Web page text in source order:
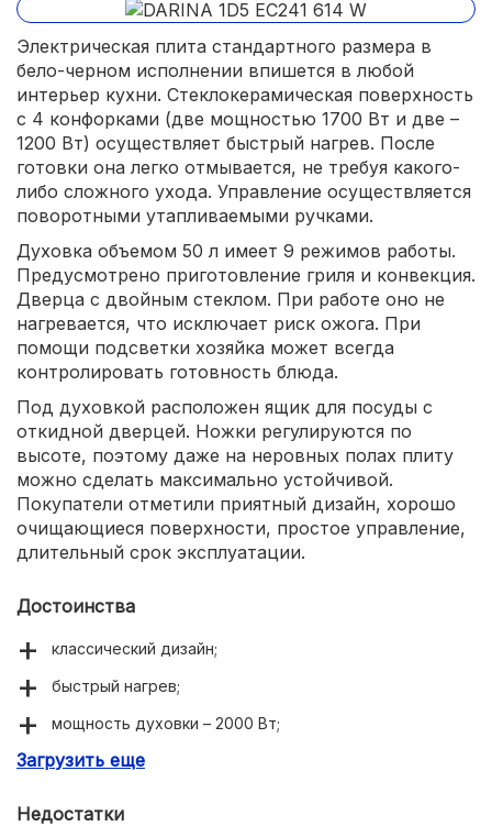
Электрическая плита стандартного размера в
бело-черном исполнении впишется в любой
интерьер кухни. Стеклокерамическая поверхность
с 4 конфорками (две мощностью 1700 Вт и две –
1200 Вт) осуществляет быстрый нагрев. После
готовки она легко отмывается, не требуя какого-
либо сложного ухода. Управление осуществляется
поворотными утапливаемыми ручками.
Духовка объемом 50 л имеет 9 режимов работы.
Предусмотрено приготовление гриля и конвекция.
Дверца с двойным стеклом. При работе оно не
нагревается, что исключает риск ожога. При
помощи подсветки хозяйка может всегда
контролировать готовность блюда.
Под духовкой расположен ящик для посуды с
откидной дверцей. Ножки регулируются по
высоте, поэтому даже на неровных полах плиту
можно сделать максимально устойчивой.
Покупатели отметили приятный дизайн, хорошо
очищающиеся поверхности, простое управление,
длительный срок эксплуатации.
Достоинства
классический дизайн;
быстрый нагрев;
мощность духовки – 2000 Вт;
режим «гриль»;
Загрузить еще
Недостатки